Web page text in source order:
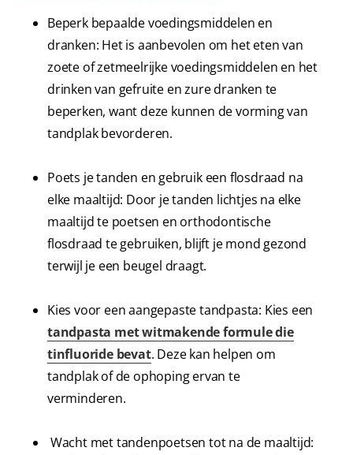
Beperk bepaalde voedingsmiddelen en
dranken: Het is aanbevolen om het eten van
zoete of zetmeelrijke voedingsmiddelen en het
drinken van gefruite en zure dranken te
beperken, want deze kunnen de vorming van
tandplak bevorderen.
Poets je tanden en gebruik een flosdraad na
elke maaltijd: Door je tanden lichtjes na elke
maaltijd te poetsen en orthodontische
flosdraad te gebruiken, blijft je mond gezond
terwijl je een beugel draagt.
Kies voor een aangepaste tandpasta: Kies een
tandpasta met witmakende formule die
tinfluoride bevat. Deze kan helpen om
tandplak of de ophoping ervan te
verminderen.
Wacht met tandenpoetsen tot na de maaltijd: